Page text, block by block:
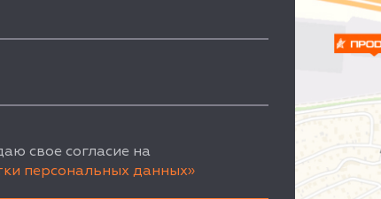
свое согласие на
персональных данных»